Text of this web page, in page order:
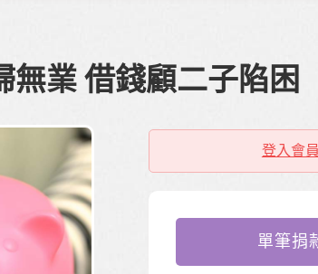
無業 借錢顧二子陷困
登入會員
單筆捐